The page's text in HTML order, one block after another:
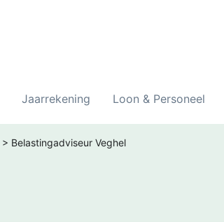
Jaarrekening Loon & Personeel
> Belastingadviseur Veghel